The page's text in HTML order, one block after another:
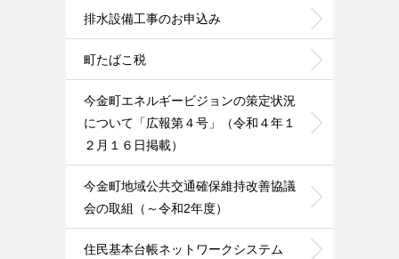
排水設備工事のお申込み
町たばこ税
今金町エネルギービジョンの策定状況
について「広報第４号」（令和４年１
２月１６日掲載）
今金町地域公共交通確保維持改善協議
会の取組（～令和2年度）
住民基本台帳ネットワークシステム